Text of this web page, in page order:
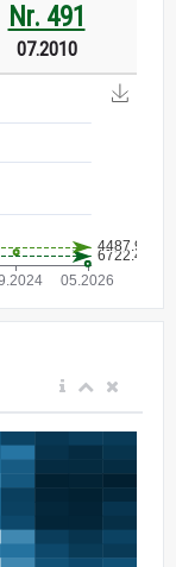
Nr. 491
07.2010